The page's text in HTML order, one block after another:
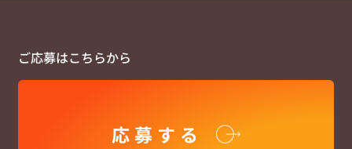
ご応募はこちらから
応募する